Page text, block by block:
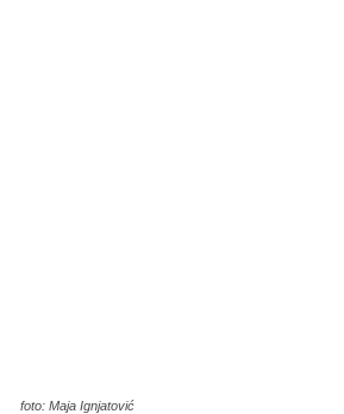
foto: Maja Ignjatović